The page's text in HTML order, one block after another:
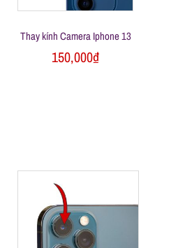
Thay kính Camera Iphone 13
150,000₫